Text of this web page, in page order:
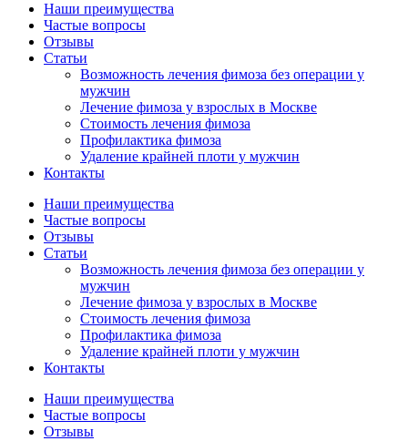
Наши преимущества
Частые вопросы
Отзывы
Статьи
Возможность лечения фимоза без операции у
мужчин
Лечение фимоза у взрослых в Москве
Стоимость лечения фимоза
Профилактика фимоза
Удаление крайней плоти у мужчин
Контакты
Наши преимущества
Частые вопросы
Отзывы
Статьи
Возможность лечения фимоза без операции у
мужчин
Лечение фимоза у взрослых в Москве
Стоимость лечения фимоза
Профилактика фимоза
Удаление крайней плоти у мужчин
Контакты
Наши преимущества
Частые вопросы
Отзывы